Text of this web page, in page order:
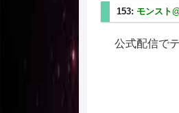
153: モンスト
公式配信で